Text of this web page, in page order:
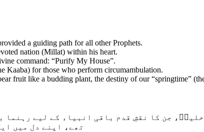
a guiding path for all other Prophets.
nation (Millat) within his heart.
command: “Purify My House”.
Kaaba) for those who perform circumambulation.
fruit like a budding plant, the destiny of our “springtime”
جن کا نقشِ قدم باقی انبیاء کے لیے
تھے، اپنے دل میں